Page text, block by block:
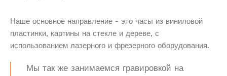
Наше основное направление - это часы из виниловой
пластинки, картины на стекле и дереве, с
использованием лазерного и фрезерного оборудования.
Мы так же занимаемся гравировкой на